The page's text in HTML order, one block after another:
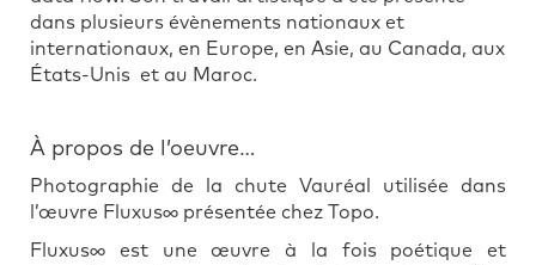
dans plusieurs évènements nationaux et
internationaux, en Europe, en Asie, au Canada, aux
États-Unis et au Maroc.
À propos de l’oeuvre…
Photographie de la chute Vauréal utilisée dans
l’œuvre Fluxus∞ présentée chez Topo.
Fluxus∞ est une œuvre à la fois poétique et